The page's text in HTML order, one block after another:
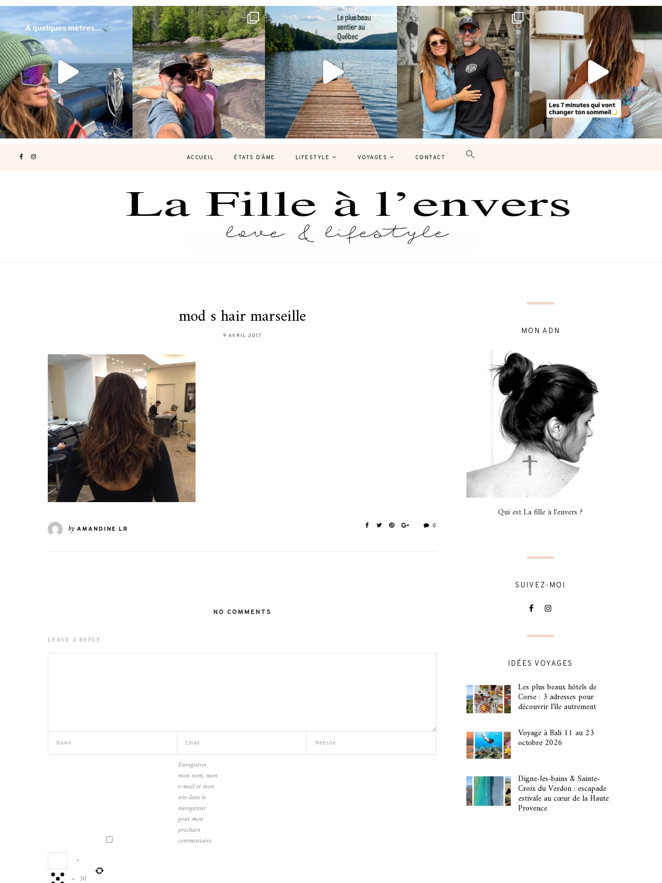
Voir une baleine en photo, c’est
impressionnant 🐋...
203
Les Laurentides, le Québec version
nature.
...
313 47
Et si je te disais qu’il existe un sentier où
127 37
Montréal, une très belle surprise 🇨🇦
J’ai...
446
Le sommeil est essentiel à notre bien-
être… et...
102 14
ACCUEIL ÉTATS D’ÂME LIFESTYLE VOYAGES CONTACT
mod s hair marseille
9 AVRIL 2017
by AMANDINE LR 0
NO COMMENTS
LEAVE A REPLY
Enregistrer
mon nom, mon
e-mail et mon
site dans le
navigateur
pour mon
prochain
commentaire.
×
= 30
MON ADN
Qui est La fille à l'envers ?
SUIVEZ-MOI
IDÉES VOYAGES
Les plus beaux hôtels de
Corse : 3 adresses pour
découvrir l’île autrement
Voyage à Bali 11 au 23
octobre 2026
Digne-les-bains & Sainte-
Croix du Verdon : escapade
estivale au cœur de la Haute
Provence